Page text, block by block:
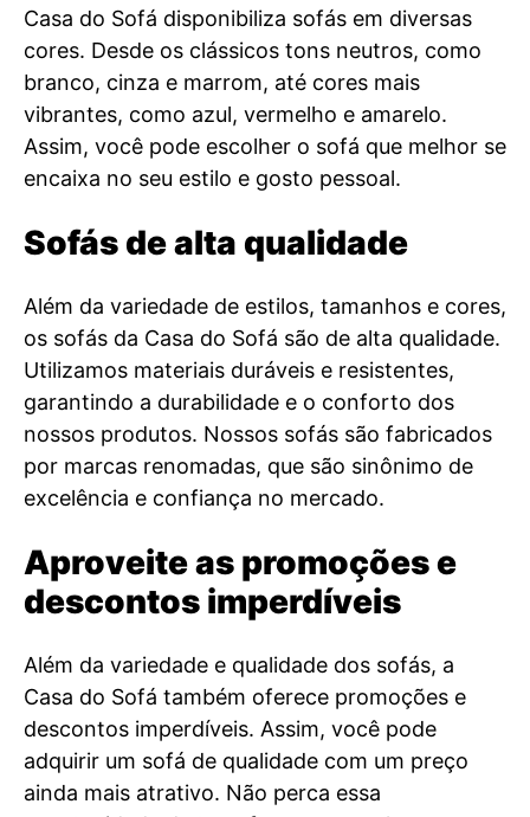
Casa do Sofá disponibiliza sofás em diversas
cores. Desde os clássicos tons neutros, como
branco, cinza e marrom, até cores mais
vibrantes, como azul, vermelho e amarelo.
Assim, você pode escolher o sofá que melhor se
encaixa no seu estilo e gosto pessoal.
Sofás de alta qualidade
Além da variedade de estilos, tamanhos e cores,
os sofás da Casa do Sofá são de alta qualidade.
Utilizamos materiais duráveis e resistentes,
garantindo a durabilidade e o conforto dos
nossos produtos. Nossos sofás são fabricados
por marcas renomadas, que são sinônimo de
excelência e confiança no mercado.
Aproveite as promoções e
descontos imperdíveis
Além da variedade e qualidade dos sofás, a
Casa do Sofá também oferece promoções e
descontos imperdíveis. Assim, você pode
adquirir um sofá de qualidade com um preço
ainda mais atrativo. Não perca essa